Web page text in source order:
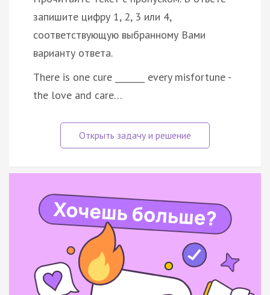
запишите цифру 1, 2, 3 или 4,
соответствующую выбранному Вами
варианту ответа.
There is one cure _______ every misfortune -
the love and care…